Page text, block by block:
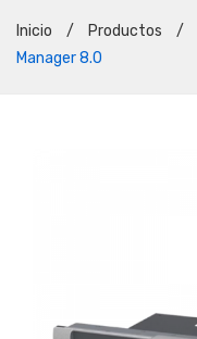
Inicio / Productos /
Manager 8.0